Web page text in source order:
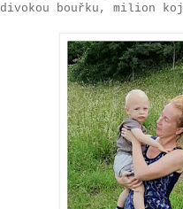
divokou bouřku, milion